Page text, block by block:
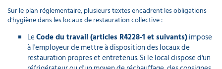
Sur le plan réglementaire, plusieurs textes encadrent les obligations
d'hygiène dans les locaux de restauration collective :
LeCode du travail (articles R4228-1 et suivants)impose
à l'employeur de mettre à disposition des locaux de
restauration propres et entretenus. Si le local dispose d'un